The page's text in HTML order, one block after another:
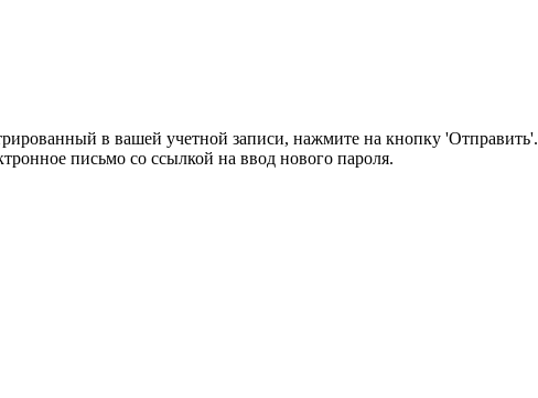
в вашей учетной записи, нажмите на кнопку 'Отправить'.
письмо со ссылкой на ввод нового пароля.